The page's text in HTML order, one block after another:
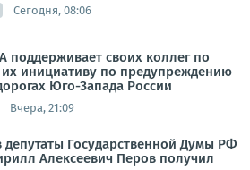
Сегодня, 08:06
поддерживает своих коллег по
инициативу по предупреждению
Юго-Запада России
Вчера, 21:09
депутаты Государственной Думы РФ
Алексеевич Перов получил